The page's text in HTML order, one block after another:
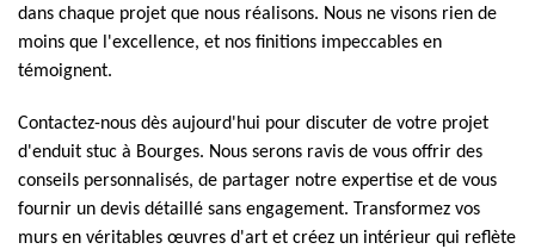
dans chaque projet que nous réalisons. Nous ne visons rien de
moins que l'excellence, et nos finitions impeccables en
témoignent.
Contactez-nous dès aujourd'hui pour discuter de votre projet
d'enduit stuc à Bourges. Nous serons ravis de vous offrir des
conseils personnalisés, de partager notre expertise et de vous
fournir un devis détaillé sans engagement. Transformez vos
murs en véritables œuvres d'art et créez un intérieur qui reflète